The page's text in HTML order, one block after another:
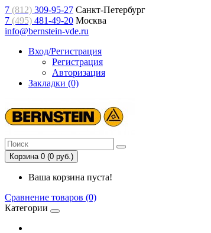
7 (812) 309-95-27 Санкт-Петербург
7 (495) 481-49-20 Москва
info@bernstein-vde.ru
Вход/Регистрация
Регистрация
Авторизация
Закладки (0)
Корзина 0 (0 руб.)
Ваша корзина пуста!
Сравнение товаров (0)
Категории